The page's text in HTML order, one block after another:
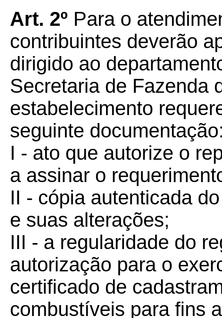
Art. 2º Para o
contribuintes deverão
dirigido ao
Secretaria de Fazenda
estabelecimento
seguinte
I - ato que autorize o
a assinar o
II - cópia autenticada
e suas alterações;
III - a regularidade do
autorização para o
certificado de
combustíveis para fins